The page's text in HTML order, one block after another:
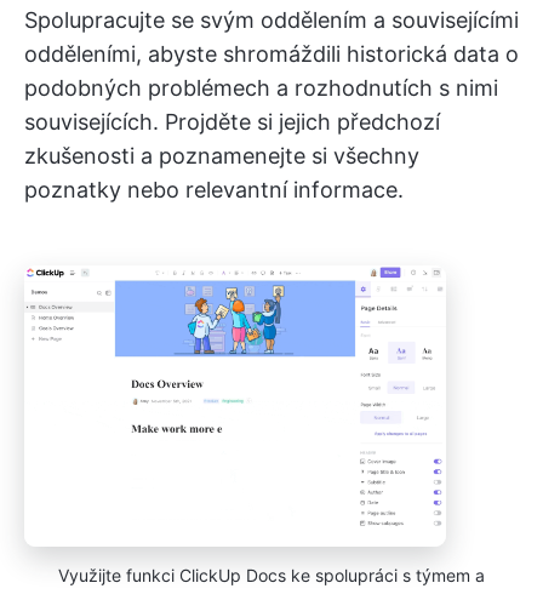
Spolupracujte se svým oddělením a souvisejícími
odděleními, abyste shromáždili historická data o
podobných problémech a rozhodnutích s nimi
souvisejících. Projděte si jejich předchozí
zkušenosti a poznamenejte si všechny
poznatky nebo relevantní informace.
Využijte funkci ClickUp Docs ke spolupráci s týmem a